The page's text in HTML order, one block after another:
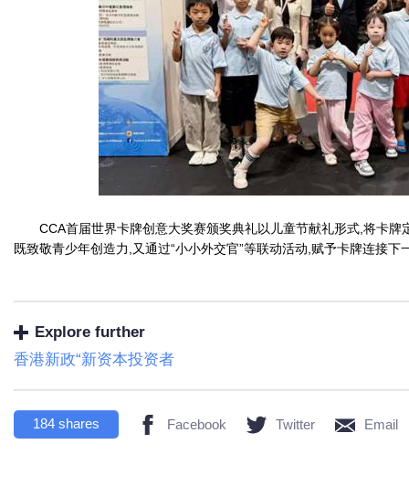
CCA首届世界卡牌创意大奖赛颁奖典礼以儿童节献礼形式,将卡牌
既致敬青少年创造力,又通过“小小外交官”等联动活动,赋予卡牌连接
Explore further
香港新政“新资本投资者
184 shares Facebook Twitter Email